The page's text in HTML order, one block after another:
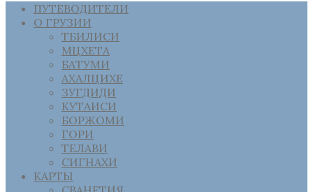
ПУТЕВОДИТЕЛИ
О ГРУЗИИ
ТБИЛИСИ
МЦХЕТА
БАТУМИ
АХАЛЦИХЕ
ЗУГДИДИ
КУТАИСИ
БОРЖОМИ
ГОРИ
ТЕЛАВИ
СИГНАХИ
КАРТЫ